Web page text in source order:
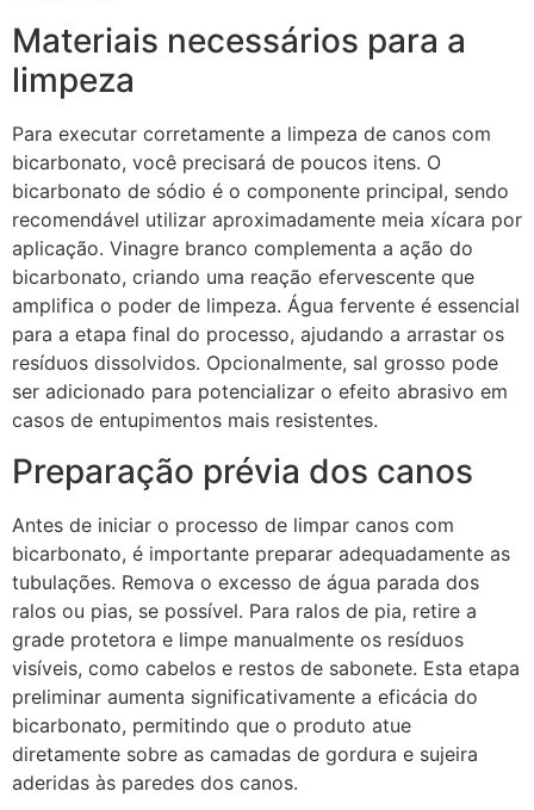
Materiais necessários para a
limpeza
Para executar corretamente a limpeza de canos com
bicarbonato, você precisará de poucos itens. O
bicarbonato de sódio é o componente principal, sendo
recomendável utilizar aproximadamente meia xícara por
aplicação. Vinagre branco complementa a ação do
bicarbonato, criando uma reação efervescente que
amplifica o poder de limpeza. Água fervente é essencial
para a etapa final do processo, ajudando a arrastar os
resíduos dissolvidos. Opcionalmente, sal grosso pode
ser adicionado para potencializar o efeito abrasivo em
casos de entupimentos mais resistentes.
Preparação prévia dos canos
Antes de iniciar o processo de limpar canos com
bicarbonato, é importante preparar adequadamente as
tubulações. Remova o excesso de água parada dos
ralos ou pias, se possível. Para ralos de pia, retire a
grade protetora e limpe manualmente os resíduos
visíveis, como cabelos e restos de sabonete. Esta etapa
preliminar aumenta significativamente a eficácia do
bicarbonato, permitindo que o produto atue
diretamente sobre as camadas de gordura e sujeira
aderidas às paredes dos canos.